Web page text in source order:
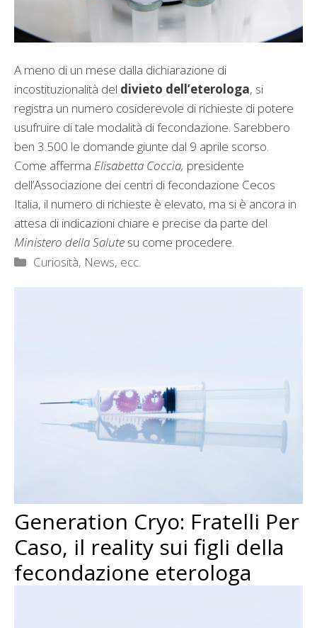
A meno di un mese dalla dichiarazione di
incostituzionalità del divieto dell’eterologa, si
registra un numero cosiderevole di richieste di potere
usufruire di tale modalità di fecondazione. Sarebbero
ben 3.500 le domande giunte dal 9 aprile scorso.
Come afferma Elisabetta Coccia, presidente
dell’Associazione dei centri di fecondazione Cecos
Italia, il numero di richieste è elevato, ma si è ancora in
attesa di indicazioni chiare e precise da parte del
Ministero della Salute su come procedere.
Categorie
Curiosità, News, ecc.
Generation Cryo: Fratelli Per
Caso, il reality sui figli della
fecondazione eterologa